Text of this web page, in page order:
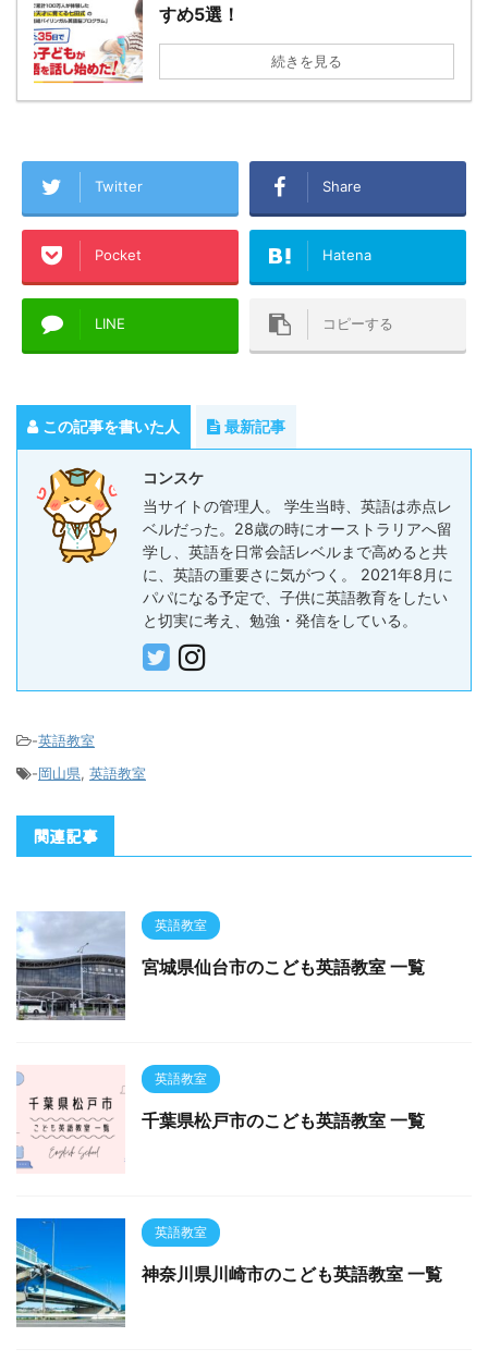
すめ5選！
続きを見る
Twitter Share
Pocket Hatena
LINE コピーする
この記事を書いた人 最新記事
コンスケ
当サイトの管理人。 学生当時、英語は赤点レ
ベルだった。28歳の時にオーストラリアへ留
学し、英語を日常会話レベルまで高めると共
に、英語の重要さに気がつく。 2021年8月に
パパになる予定で、子供に英語教育をしたい
と切実に考え、勉強・発信をしている。
-英語教室
-岡山県, 英語教室
関連記事
英語教室
宮城県仙台市のこども英語教室 一覧
英語教室
千葉県松戸市のこども英語教室 一覧
英語教室
神奈川県川崎市のこども英語教室 一覧